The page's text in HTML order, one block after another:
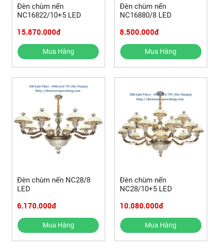
Đèn chùm nến
NC16822/10+5 LED
15.870.000đ
Mua Hàng
Đèn chùm nến
NC16880/8 LED
8.500.000đ
Mua Hàng
Đèn chùm nến NC28/8
LED
6.170.000đ
Mua Hàng
Đèn chùm nến
NC28/10+5 LED
10.080.000đ
Mua Hàng